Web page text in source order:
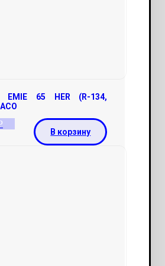
EMIE 65 HER (R-134,
В корзину